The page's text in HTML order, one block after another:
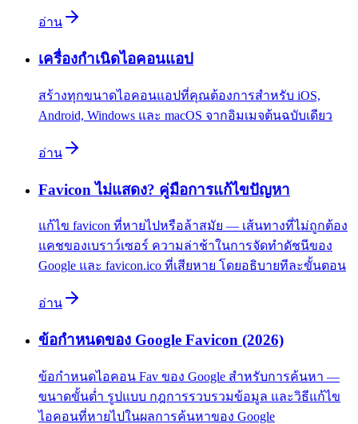
อ่าน
เครื่องกำเนิดไอคอนแอป
สร้างทุกขนาดไอคอนแอปที่คุณต้องการสำหรับ iOS,
Android, Windows และ macOS จากอิมเมจต้นฉบับเดียว
อ่าน
Favicon ไม่แสดง? คู่มือการแก้ไขปัญหา
แก้ไข favicon ที่หายไปหรือล้าสมัย — เส้นทางที่ไม่ถูกต้อง
แคชของเบราว์เซอร์ ความล่าช้าในการจัดทำดัชนีของ
Google และ favicon.ico ที่เสียหาย โดยอธิบายทีละขั้นตอน
อ่าน
ข้อกำหนดของ Google Favicon (2026)
ข้อกำหนดไอคอน Fav ของ Google สำหรับการค้นหา —
ขนาดขั้นต่ำ รูปแบบ กฎการรวบรวมข้อมูล และวิธีแก้ไข
ไอคอนที่หายไปในผลการค้นหาของ Google